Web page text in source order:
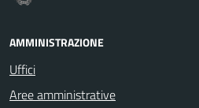
AMMINISTRAZIONE
Uffici
Aree amministrative